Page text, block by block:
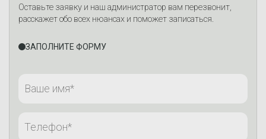
Оставьте заявку и наш администратор вам перезвонит,
расскажет обо всех нюансах и поможет записаться.
ЗАПОЛНИТЕ ФОРМУ